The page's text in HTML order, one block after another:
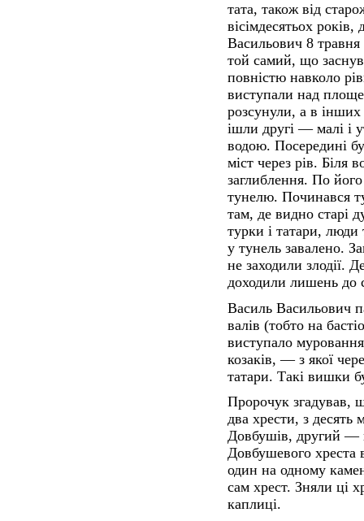
тата, також від
вісімдесятьох
Васильович 8
той самий, що
повністю навколо
виступали над
розсунули, а в
ішли другі — малі і
водою. Посередині
міст через рів. Біля
заглиблення. По
тунелю. Починався
там, де видно старі
турки і татари, люди
у тунель завалено.
не заходили злодії.
доходили лишень до
Василь Васильович
валів (тобто на
виступало
козаків, — з якої
татари. Такі вишки
Пророчук згадував,
два хрести, з
Довбушів, другий —
Довбушевого хреста
один на одному
сам хрест. Зняли ці
каплиці.